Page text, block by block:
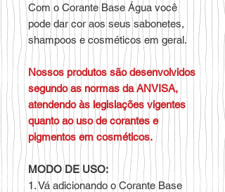
Com o Corante Base Água você
pode dar cor aos seus sabonetes,
shampoos e cosméticos em geral.
Nossos produtos são desenvolvidos
segundo as normas da ANVISA,
atendendo às legislações vigentes
quanto ao uso de corantes e
pigmentos em cosméticos.
MODO DE USO:
1. Vá adicionando o Corante Base